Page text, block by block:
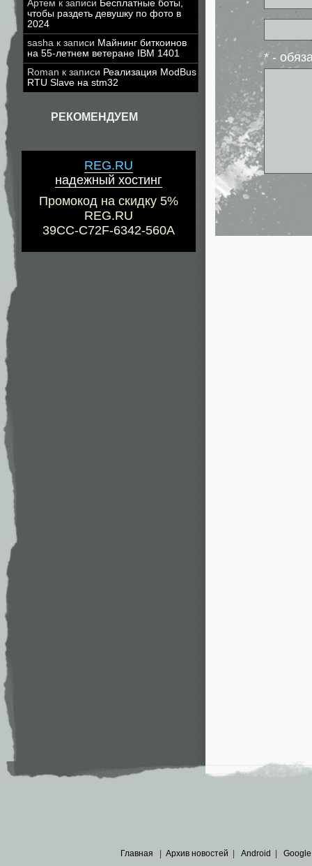
Артем к записи Бесплатные боты,
чтобы раздеть девушку по фото в
2024
sasha к записи Майнинг биткоинов
на 55-летнем ветеране IBM 1401
Roman к записи Реализация ModBus
RTU Slave на stm32
РЕКОМЕНДУЕМ
REG.RU
надежный хостинг
Промокод на скидку 5%
REG.RU
39CC-C72F-6342-560A
* -
Главная Архив новостей Android Google